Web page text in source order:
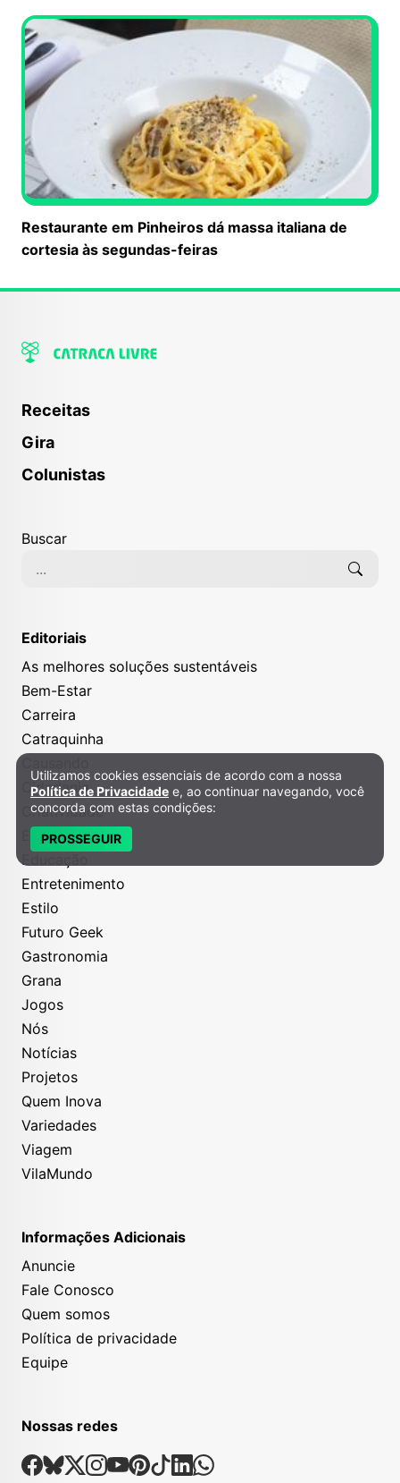
Restaurante em Pinheiros dá massa italiana de
cortesia às segundas-feiras
Receitas
Gira
Colunistas
Buscar
Editoriais
As melhores soluções sustentáveis
Bem-Estar
Carreira
Catraquinha
Cidadania
Criatividade
Economize
Educação
Entretenimento
Estilo
Futuro Geek
Gastronomia
Grana
Jogos
Nós
Notícias
Projetos
Quem Inova
Variedades
Viagem
VilaMundo
Informações Adicionais
Anuncie
Fale Conosco
Quem somos
Política de privacidade
Equipe
Nossas redes
Nossas Redes Sociais
Facebook
Bsky
X Instagram
Youtube
Pinterest
TiktokLinkedin
Whatsapp
Política de Privacidade e Cookies
Utilizamos cookies essenciais de acordo com a nossa
Política de Privacidade e, ao continuar navegando, você
concorda com estas condições:
PROSSEGUIR